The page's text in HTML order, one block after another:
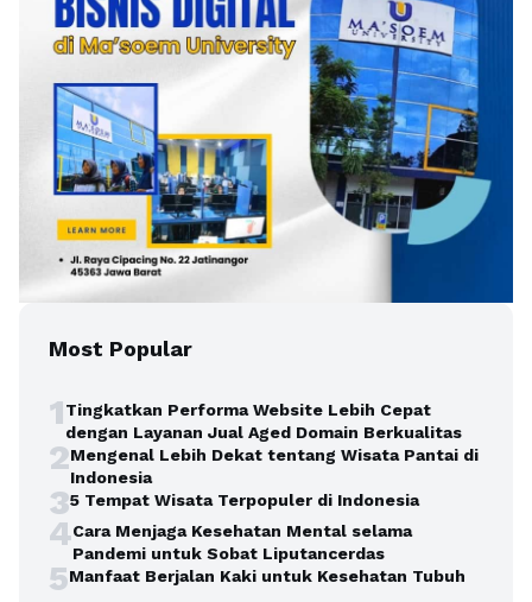
Most Popular
1Tingkatkan Performa Website Lebih Cepat
dengan Layanan Jual Aged Domain Berkualitas
2Mengenal Lebih Dekat tentang Wisata Pantai di
Indonesia
35 Tempat Wisata Terpopuler di Indonesia
4Cara Menjaga Kesehatan Mental selama
Pandemi untuk Sobat Liputancerdas
5Manfaat Berjalan Kaki untuk Kesehatan Tubuh